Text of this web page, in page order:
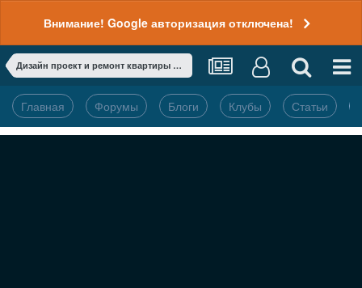
Внимание! Google авторизация отключена!
Дизайн проект и ремонт квартиры студии на 1 канале в телепередаче "Идеальный ремонт"
Главная Форумы Блоги Клубы Статьи